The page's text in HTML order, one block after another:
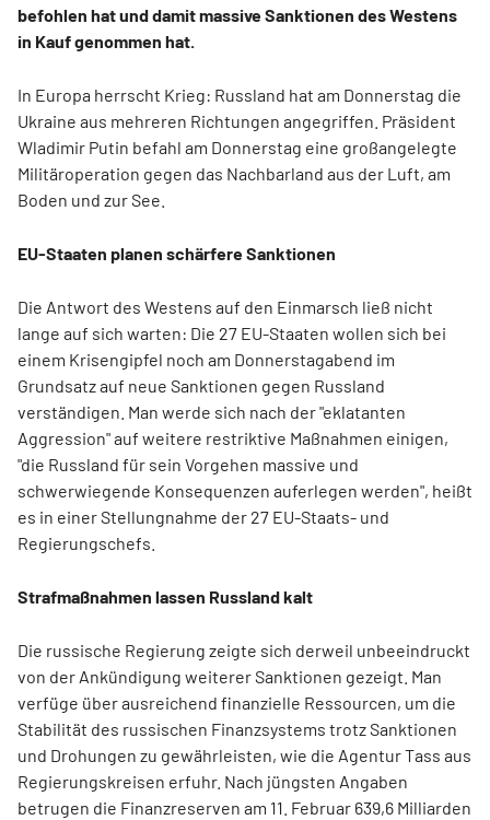
befohlen hat und damit massive Sanktionen des Westens
in Kauf genommen hat.
In Europa herrscht Krieg: Russland hat am Donnerstag die
Ukraine aus mehreren Richtungen angegriffen. Präsident
Wladimir Putin befahl am Donnerstag eine großangelegte
Militäroperation gegen das Nachbarland aus der Luft, am
Boden und zur See.
EU-Staaten planen schärfere Sanktionen
Die Antwort des Westens auf den Einmarsch ließ nicht
lange auf sich warten: Die 27 EU-Staaten wollen sich bei
einem Krisengipfel noch am Donnerstagabend im
Grundsatz auf neue Sanktionen gegen Russland
verständigen. Man werde sich nach der "eklatanten
Aggression" auf weitere restriktive Maßnahmen einigen,
"die Russland für sein Vorgehen massive und
schwerwiegende Konsequenzen auferlegen werden", heißt
es in einer Stellungnahme der 27 EU-Staats- und
Regierungschefs.
Strafmaßnahmen lassen Russland kalt
Die russische Regierung zeigte sich derweil unbeeindruckt
von der Ankündigung weiterer Sanktionen gezeigt. Man
verfüge über ausreichend finanzielle Ressourcen, um die
Stabilität des russischen Finanzsystems trotz Sanktionen
und Drohungen zu gewährleisten, wie die Agentur Tass aus
Regierungskreisen erfuhr. Nach jüngsten Angaben
betrugen die Finanzreserven am 11. Februar 639,6 Milliarden